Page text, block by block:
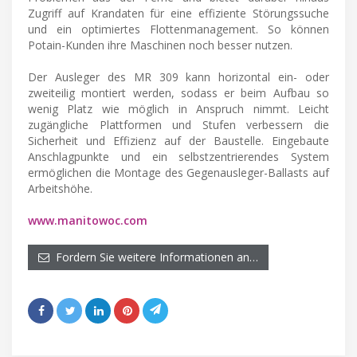
Zugriff auf Krandaten für eine effiziente Störungssuche
und ein optimiertes Flottenmanagement. So können
Potain-Kunden ihre Maschinen noch besser nutzen.
Der Ausleger des MR 309 kann horizontal ein- oder
zweiteilig montiert werden, sodass er beim Aufbau so
wenig Platz wie möglich in Anspruch nimmt. Leicht
zugängliche Plattformen und Stufen verbessern die
Sicherheit und Effizienz auf der Baustelle. Eingebaute
Anschlagpunkte und ein selbstzentrierendes System
ermöglichen die Montage des Gegenausleger-Ballasts auf
Arbeitshöhe.
www.manitowoc.com
Fordern Sie weitere Informationen an…